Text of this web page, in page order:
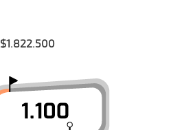
$1.822.500